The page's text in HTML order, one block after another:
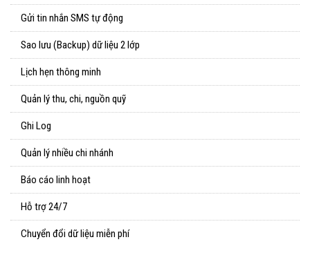
Gửi tin nhắn SMS tự động
Sao lưu (Backup) dữ liệu 2 lớp
Lịch hẹn thông minh
Quản lý thu, chi, nguồn quỹ
Ghi Log
Quản lý nhiều chi nhánh
Báo cáo linh hoạt
Hỗ trợ 24/7
Chuyển đổi dữ liệu miễn phí